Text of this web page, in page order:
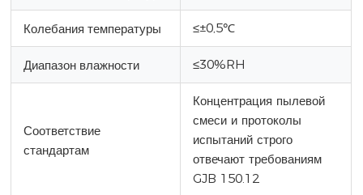
Колебания температуры ≤±0,5℃
Диапазон влажности ≤30%RH
Соответствие
стандартам
Концентрация пылевой
смеси и протоколы
испытаний строго
отвечают требованиям
GJB 150.12